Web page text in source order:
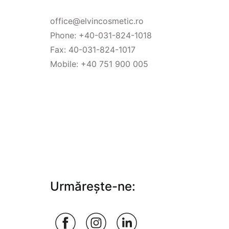
office@elvincosmetic.ro
Phone: +40-031-824-1018
Fax: 40-031-824-1017
Mobile: +40 751 900 005
Urmărește-ne: